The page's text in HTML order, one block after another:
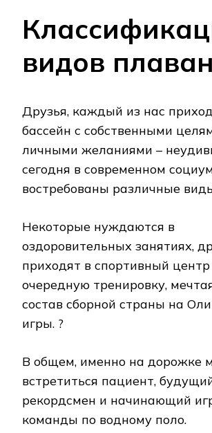
видов
Друзья, каждый из нас
бассейн с собственными
личными желаниями –
сегодня в современном
востребованы различные
Некоторые нуждаются в
оздоровительных занятиях,
приходят в спортивный
очередную тренировку,
состав сборной страны на
игры. ?
В общем, именно на дорожке
встретиться пациент,
рекордсмен и начинающий
команды по водному поло.